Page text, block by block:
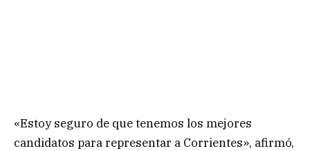
«Estoy seguro de que tenemos los mejores
candidatos para representar a Corrientes», afirmó,